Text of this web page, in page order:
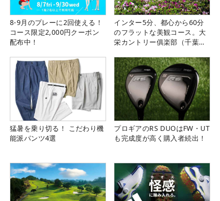
8-9月のプレーに2回使える！
コース限定2,000円クーポン
配布中！
インター5分、都心から60分
のフラットな美観コース。大
栄カントリー俱楽部（千葉
猛暑を乗り切る！ こだわり機
能派パンツ4選
プロギアのRS DUOはFW・UT
も完成度が高く購入者続出！